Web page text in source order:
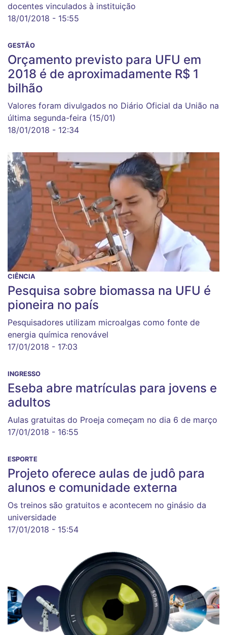
docentes vinculados à instituição
18/01/2018 - 15:55
GESTÃO
Orçamento previsto para UFU em
2018 é de aproximadamente R$ 1
bilhão
Valores foram divulgados no Diário Oficial da União na
última segunda-feira (15/01)
18/01/2018 - 12:34
CIÊNCIA
Pesquisa sobre biomassa na UFU é
pioneira no país
Pesquisadores utilizam microalgas como fonte de
energia química renovável
17/01/2018 - 17:03
INGRESSO
Eseba abre matrículas para jovens e
adultos
Aulas gratuitas do Proeja começam no dia 6 de março
17/01/2018 - 16:55
ESPORTE
Projeto oferece aulas de judô para
alunos e comunidade externa
Os treinos são gratuitos e acontecem no ginásio da
universidade
17/01/2018 - 15:54